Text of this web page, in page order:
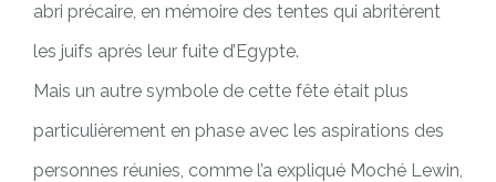
abri précaire, en mémoire des tentes qui abritèrent
les juifs après leur fuite d’Egypte.
Mais un autre symbole de cette fête était plus
particulièrement en phase avec les aspirations des
personnes réunies, comme l’a expliqué Moché Lewin,